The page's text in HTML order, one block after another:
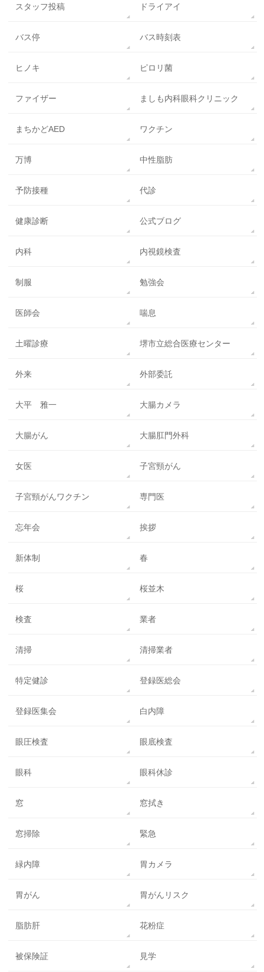
スタッフ投稿 ドライアイ
バス停 バス時刻表
ヒノキ ピロリ菌
ファイザー ましも内科眼科クリニック
まちかどAED ワクチン
万博 中性脂肪
予防接種 代診
健康診断 公式ブログ
内科 内視鏡検査
制服 勉強会
医師会 喘息
土曜診療 堺市立総合医療センター
外来 外部委託
大平 雅一 大腸カメラ
大腸がん 大腸肛門外科
女医 子宮頸がん
子宮頸がんワクチン 専門医
忘年会 挨拶
新体制 春
桜 桜並木
検査 業者
清掃 清掃業者
特定健診 登録医総会
登録医集会 白内障
眼圧検査 眼底検査
眼科 眼科休診
窓 窓拭き
窓掃除 緊急
緑内障 胃カメラ
胃がん 胃がんリスク
脂肪肝 花粉症
被保険証 見学